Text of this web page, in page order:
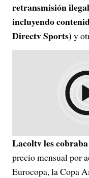
retransmisión
incluyendo
Directv Sports) y
Lacoltv les
precio mensual por
Eurocopa, la Copa